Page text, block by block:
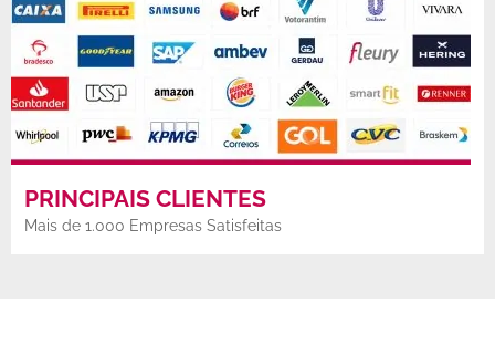
PRINCIPAIS CLIENTES
Mais de 1.000 Empresas Satisfeitas